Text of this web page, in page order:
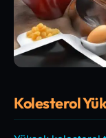
Kolesterol